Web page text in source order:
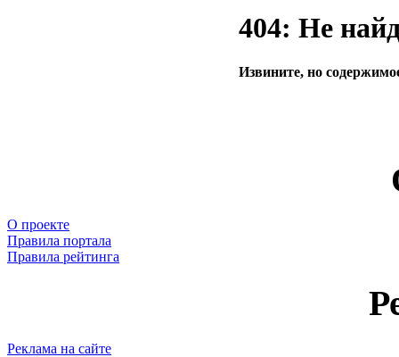
404: Не
Извините, но
О проекте
Правила портала
Правила рейтинга
Реклама на сайте